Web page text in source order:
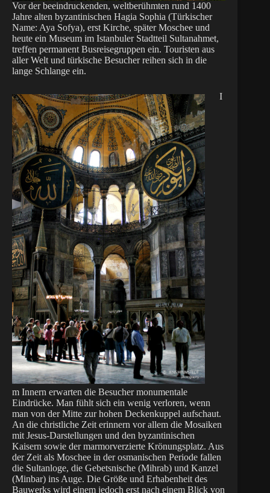
Vor der beeindruckenden, weltberühmten rund 1400
Jahre alten byzantinischen Hagia Sophia (Türkischer
Name: Aya Sofya), erst Kirche, später Moschee und
heute ein Museum im Istanbuler Stadtteil Sultanahmet,
treffen permanent Busreisegruppen ein. Touristen aus
aller Welt und türkische Besucher reihen sich in die
lange Schlange ein.
I
m Innern erwarten die Besucher monumentale
Eindrücke. Man fühlt sich ein wenig verloren, wenn
man von der Mitte zur hohen Deckenkuppel aufschaut.
An die christliche Zeit erinnern vor allem die Mosaiken
mit Jesus-Darstellungen und den byzantinischen
Kaisern sowie der marmorverzierte Krönungsplatz. Aus
der Zeit als Moschee in der osmanischen Periode fallen
die Sultanloge, die Gebetsnische (Mihrab) und Kanzel
(Minbar) ins Auge. Die Größe und Erhabenheit des
Bauwerks wird einem jedoch erst nach einem Blick von